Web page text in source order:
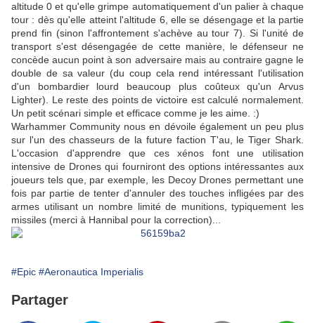
altitude 0 et qu'elle grimpe automatiquement d'un palier à chaque
tour : dès qu'elle atteint l'altitude 6, elle se désengage et la partie
prend fin (sinon l'affrontement s'achève au tour 7). Si l'unité de
transport s'est désengagée de cette manière, le défenseur ne
concède aucun point à son adversaire mais au contraire gagne le
double de sa valeur (du coup cela rend intéressant l'utilisation
d'un bombardier lourd beaucoup plus coûteux qu'un Arvus
Lighter). Le reste des points de victoire est calculé normalement.
Un petit scénari simple et efficace comme je les aime. :)
Warhammer Community nous en dévoile également un peu plus
sur l'un des chasseurs de la future faction T'au, le Tiger Shark.
L'occasion d'apprendre que ces xénos font une utilisation
intensive de Drones qui fourniront des options intéressantes aux
joueurs tels que, par exemple, les Decoy Drones permettant une
fois par partie de tenter d'annuler des touches infligées par des
armes utilisant un nombre limité de munitions, typiquement les
missiles (merci à Hannibal pour la correction)...
#Epic #Aeronautica Imperialis
Partager